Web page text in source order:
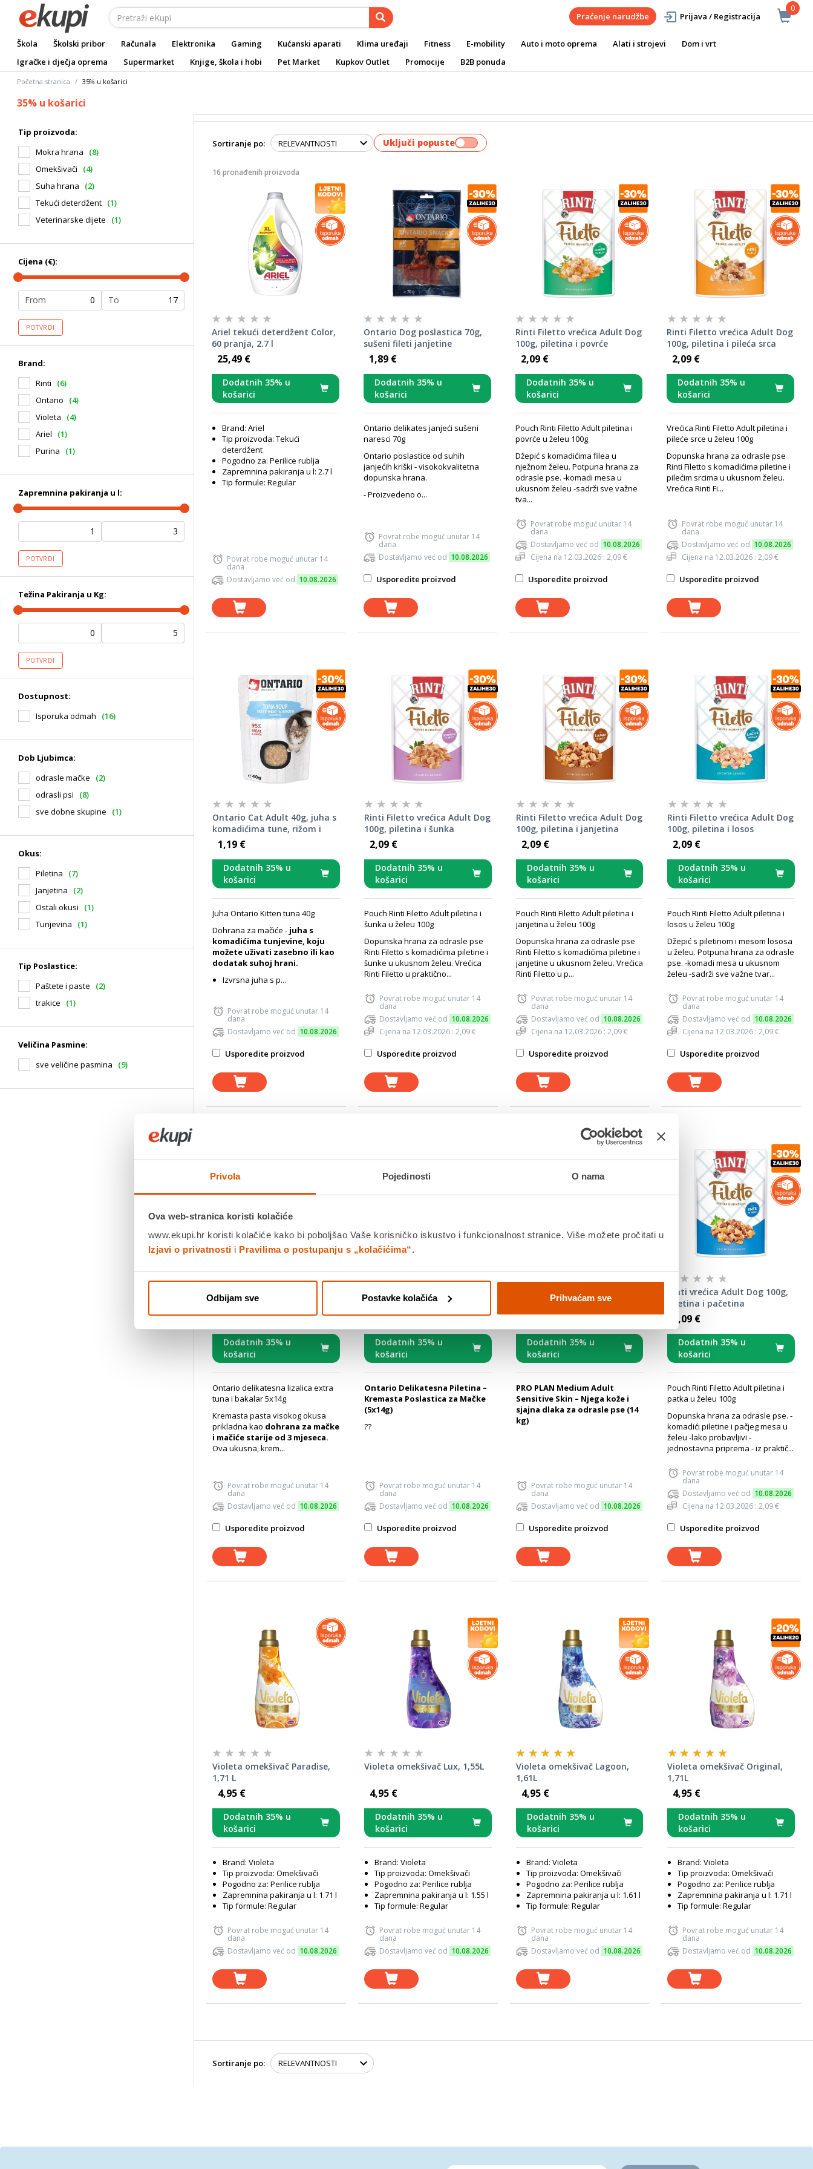
Privola Pojedinosti O nama
Ova web-stranica koristi kolačiće
www.ekupi.hr koristi kolačiće kako bi poboljšao Vaše korisničko iskustvo i funkcionalnost stranice. Više možete pročitati u
Izjavi o privatnosti i Pravilima o postupanju s „kolačićima“.
Odbijam sve Postavke kolačića Prihvaćam sve
0
Praćenje narudžbe Prijava / Registracija
Škola Školski pribor Računala Elektronika Gaming Kućanski aparati Klima uređaji Fitness E-mobility Auto i moto oprema Alati i strojevi
Dom i vrt
Igračke i dječja oprema
Supermarket Knjige, škola i hobi Pet Market Kupkov Outlet Promocije B2B ponuda
Početna stranica 35% u košarici
35% u košarici
Tip proizvoda:
Mokra hrana
(8)
Omekšivači
(4)
Suha hrana
(2)
Tekući deterdžent (1)
Veterinarske dijete
(1)
Cijena (€):
From To
POTVRDI
Brand:
Rinti
(6)
Ontario
(4)
Violeta
(4)
Ariel
(1)
Purina
(1)
Zapremnina pakiranja u l:
POTVRDI
Težina Pakiranja u Kg:
POTVRDI
Dostupnost:
Isporuka odmah
(16)
Dob Ljubimca:
odrasle mačke
(2)
odrasli psi
(8)
sve dobne skupine
(1)
Okus:
Piletina
(7)
Janjetina
(2)
Ostali okusi
(1)
Tunjevina
(1)
Tip Poslastice:
Paštete i paste
(2)
trakice
(1)
Veličina Pasmine:
sve veličine pasmina
(9)
Sortiranje po: Uključi popuste
16 pronađenih proizvoda
Ariel tekući deterdžent Color,
60 pranja, 2.7 l
25,49 €
Dodatnih 35% u
košarici
Brand: Ariel
Tip proizvoda: Tekući
deterdžent
Pogodno za: Perilice rublja
Zapremnina pakiranja u l: 2.7 l
Tip formule: Regular
Povrat robe moguć unutar 14
dana
Dostavljamo već od 10.08.2026
Ontario Dog poslastica 70g,
sušeni fileti janjetine
1,89 €
Dodatnih 35% u
košarici
Ontario delikates janjeći sušeni
naresci 70g
Ontario poslastice od suhih
janjećih kriški - visokokvalitetna
dopunska hrana.
- Proizvedeno o...
Povrat robe moguć unutar 14
dana
Dostavljamo već od 10.08.2026
Usporedite proizvod
Rinti Filetto vrećica Adult Dog
100g, piletina i povrće
2,09 €
Dodatnih 35% u
košarici
Pouch Rinti Filetto Adult piletina i
povrće u želeu 100g
Džepić s komadićima filea u
nježnom želeu. Potpuna hrana za
odrasle pse. -komadi mesa u
ukusnom želeu -sadrži sve važne
tva...
Povrat robe moguć unutar 14
dana
Dostavljamo već od 10.08.2026
Cijena na 12.03.2026 : 2,09 €
Usporedite proizvod
Rinti Filetto vrećica Adult Dog
100g, piletina i pileća srca
2,09 €
Dodatnih 35% u
košarici
Vrećica Rinti Filetto Adult piletina i
pileće srce u želeu 100g
Dopunska hrana za odrasle pse
Rinti Filetto s komadićima piletine i
pilećim srcima u ukusnom želeu.
Vrećica Rinti Fi...
Povrat robe moguć unutar 14
dana
Dostavljamo već od 10.08.2026
Cijena na 12.03.2026 : 2,09 €
Usporedite proizvod
Ontario Cat Adult 40g, juha s
komadićima tune, rižom i
povrćem
1,19 €
Dodatnih 35% u
košarici
Juha Ontario Kitten tuna 40g
Dohrana za mačiće - juha s
komadićima tunjevine, koju
možete uživati zasebno ili kao
dodatak suhoj hrani.
Izvrsna juha s p...
Povrat robe moguć unutar 14
dana
Dostavljamo već od 10.08.2026
Usporedite proizvod
Rinti Filetto vrećica Adult Dog
100g, piletina i šunka
2,09 €
Dodatnih 35% u
košarici
Pouch Rinti Filetto Adult piletina i
šunka u želeu 100g
Dopunska hrana za odrasle pse
Rinti Filetto s komadićima piletine i
šunke u ukusnom želeu. Vrećica
Rinti Filetto u praktično...
Povrat robe moguć unutar 14
dana
Dostavljamo već od 10.08.2026
Cijena na 12.03.2026 : 2,09 €
Usporedite proizvod
Rinti Filetto vrećica Adult Dog
100g, piletina i janjetina
2,09 €
Dodatnih 35% u
košarici
Pouch Rinti Filetto Adult piletina i
janjetina u želeu 100g
Dopunska hrana za odrasle pse
Rinti Filetto s komadićima piletine i
janjetine u ukusnom želeu. Vrećica
Rinti Filetto u p...
Povrat robe moguć unutar 14
dana
Dostavljamo već od 10.08.2026
Cijena na 12.03.2026 : 2,09 €
Usporedite proizvod
Rinti Filetto vrećica Adult Dog
100g, piletina i losos
2,09 €
Dodatnih 35% u
košarici
Pouch Rinti Filetto Adult piletina i
losos u želeu 100g
Džepić s piletinom i mesom lososa
u želeu. Potpuna hrana za odrasle
pse. -komadi mesa u ukusnom
želeu -sadrži sve važne tvar...
Povrat robe moguć unutar 14
dana
Dostavljamo već od 10.08.2026
Cijena na 12.03.2026 : 2,09 €
Usporedite proizvod
Ontario Cat poslastica 5x14g,
tuna i bakalar
1,89 €
Dodatnih 35% u
košarici
Ontario delikatesna lizalica extra
tuna i bakalar 5x14g
Kremasta pasta visokog okusa
prikladna kao dohrana za mačke
i mačiće starije od 3 mjeseca.
Ova ukusna, krem...
Povrat robe moguć unutar 14
dana
Dostavljamo već od 10.08.2026
Usporedite proizvod
Ontario Cat poslastica 5x14g,
piletina
1,89 €
Dodatnih 35% u
košarici
Ontario Delikatesna Piletina –
Kremasta Poslastica za Mačke
(5x14g)
??
Povrat robe moguć unutar 14
dana
Dostavljamo već od 10.08.2026
Usporedite proizvod
PurinaDOG CHOW® Adult,
2,5kg, piletina
10,29 €
Dodatnih 35% u
košarici
PRO PLAN Medium Adult
Sensitive Skin – Njega kože i
sjajna dlaka za odrasle pse (14
kg)
Povrat robe moguć unutar 14
dana
Dostavljamo već od 10.08.2026
Usporedite proizvod
Rinti vrećica Adult Dog 100g,
piletina i pačetina
2,09 €
Dodatnih 35% u
košarici
Pouch Rinti Filetto Adult piletina i
patka u želeu 100g
Dopunska hrana za odrasle pse. -
komadići piletine i pačjeg mesa u
želeu -lako probavljivi -
jednostavna priprema - iz praktič...
Povrat robe moguć unutar 14
dana
Dostavljamo već od 10.08.2026
Cijena na 12.03.2026 : 2,09 €
Usporedite proizvod
Violeta omekšivač Paradise,
1,71 L
4,95 €
Dodatnih 35% u
košarici
Brand: Violeta
Tip proizvoda: Omekšivači
Pogodno za: Perilice rublja
Zapremnina pakiranja u l: 1.71 l
Tip formule: Regular
Povrat robe moguć unutar 14
dana
Dostavljamo već od 10.08.2026
Violeta omekšivač Lux, 1,55L
4,95 €
Dodatnih 35% u
košarici
Brand: Violeta
Tip proizvoda: Omekšivači
Pogodno za: Perilice rublja
Zapremnina pakiranja u l: 1.55 l
Tip formule: Regular
Povrat robe moguć unutar 14
dana
Dostavljamo već od 10.08.2026
Violeta omekšivač Lagoon,
1,61L
4,95 €
Dodatnih 35% u
košarici
Brand: Violeta
Tip proizvoda: Omekšivači
Pogodno za: Perilice rublja
Zapremnina pakiranja u l: 1.61 l
Tip formule: Regular
Povrat robe moguć unutar 14
dana
Dostavljamo već od 10.08.2026
Violeta omekšivač Original,
1,71L
4,95 €
Dodatnih 35% u
košarici
Brand: Violeta
Tip proizvoda: Omekšivači
Pogodno za: Perilice rublja
Zapremnina pakiranja u l: 1.71 l
Tip formule: Regular
Povrat robe moguć unutar 14
dana
Dostavljamo već od 10.08.2026
Sortiranje po: